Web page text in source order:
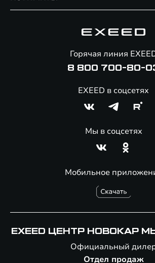
Помощь на дорогах
Мобильное
Горячая линия
8 800 700-80-
EXEED в соцсетях
Мы в соцсетях
EXEED ЦЕНТР НОВОКАР
Официальный
Отдел продаж